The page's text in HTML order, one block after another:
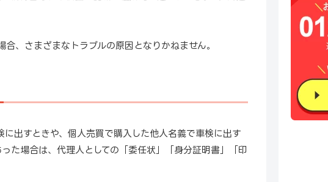
、さまざまなトラブルの原因となりかねません。
出すときや、個人売買で購入した他人名義で車検に出す
た場合は、代理人としての「委任状」「身分証明書」「印